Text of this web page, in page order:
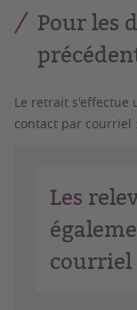
Pour les
Le retrait s'effectue
contact par courriel :
Les
courriel